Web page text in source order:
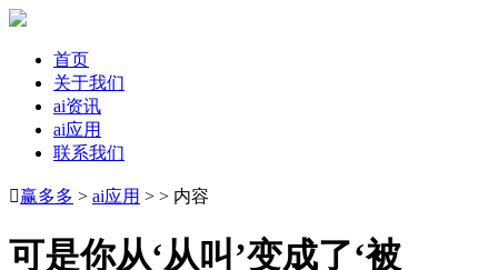
首页
关于我们
ai资讯
ai应用
联系我们
赢多多 > ai应用 > > 内容
可是你从‘从叫’变成了‘被